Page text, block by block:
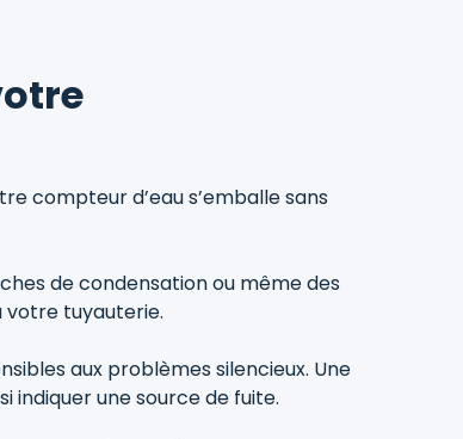
compteur d’eau s’emballe sans
de condensation ou même des
votre tuyauterie.
aux problèmes silencieux. Une
indiquer une source de fuite.